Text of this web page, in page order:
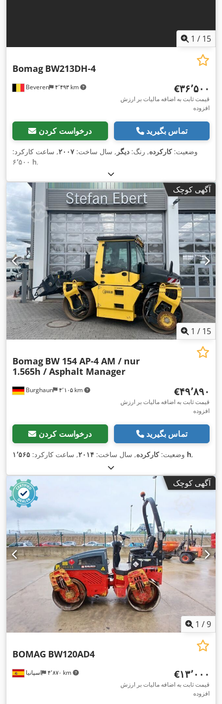
1 / 15
Beveren ۴٬۴۹۳ km
Bomag BW213DH-4
‎€۳۶٬۵۰۰
قیمت ثابت به اضافه مالیات بر ارزش
افزوده
درخواست کردن تماس بگیرید
وضعیت:کارکرده, رنگ: دیگر , سال ساخت: ۲۰۰۷, ساعت کارکرد:
۶٬۵۰۰ h,
آگهی کوچک
1 / 15
Burghaun ۴٬۱۰۵ km
Bomag BW 154 AP-4 AM / nur
1.565h / Asphalt Manager
‎€۴۹٬۸۹۰
قیمت ثابت به اضافه مالیات بر ارزش
افزوده
درخواست کردن تماس بگیرید
وضعیت:کارکرده, سال ساخت: ۲۰۱۴, ساعت کارکرد: ۱٬۵۶۵ h,
آگهی کوچک
1 /9
اسپانیا ۴٬۸۷۰ km
BOMAG BW120AD4
‎€۱۳٬۰۰۰
قیمت ثابت به اضافه مالیات بر ارزش
افزوده